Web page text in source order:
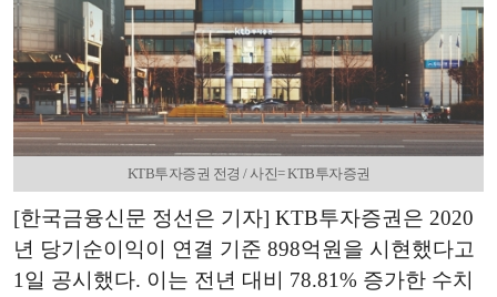
KTB투자증권 전경 / 사진= KTB투자증권
[한국금융신문 정선은 기자] KTB투자증권은 2020
년 당기순이익이 연결 기준 898억원을 시현했다고
1일 공시했다. 이는 전년 대비 78.81% 증가한 수치